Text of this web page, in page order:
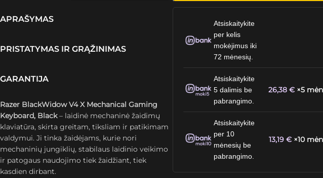
APRAŠYMAS
PRISTATYMAS IR GRĄŽINIMAS
GARANTIJA
Razer BlackWidow V4 X Mechanical Gaming
Keyboard, Black– laidinė mechaninė žaidimų
klaviatūra, skirta greitam, tiksliam ir patikimam
valdymui. Ji tinka žaidėjams, kurie nori
mechaninių jungiklių, stabilaus laidinio veikimo
ir patogaus naudojimo tiek žaidžiant, tiek
kasdien dirbant.
Atsiskaitykite
per kelis
mokėjimus iki
72 mėnesių.
Atsiskaitykite
5 dalimis be
pabrangimo.
26,38 € ×5
Atsiskaitykite
per 10
mėnesių be
pabrangimo.
13,19 € ×10